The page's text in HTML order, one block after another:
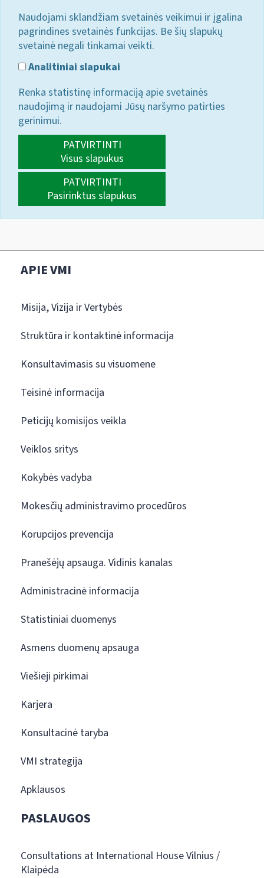
Naudojami sklandžiam svetainės veikimui ir įgalina
pagrindines svetainės funkcijas. Be šių slapukų
svetainė negali tinkamai veikti.
Analitiniai slapukai
Renka statistinę informaciją apie svetainės
naudojimą ir naudojami Jūsų naršymo patirties
gerinimui.
PATVIRTINTI
Visus slapukus
PATVIRTINTI
Pasirinktus slapukus
APIE VMI
Misija, Vizija ir Vertybės
Struktūra ir kontaktinė informacija
Konsultavimasis su visuomene
Teisinė informacija
Peticijų komisijos veikla
Veiklos sritys
Kokybės vadyba
Mokesčių administravimo procedūros
Korupcijos prevencija
Pranešėjų apsauga. Vidinis kanalas
Administracinė informacija
Statistiniai duomenys
Asmens duomenų apsauga
Viešieji pirkimai
Karjera
Konsultacinė taryba
VMI strategija
Apklausos
PASLAUGOS
Consultations at International House Vilnius /
Klaipėda